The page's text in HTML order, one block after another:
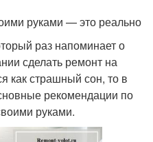
руками — это реально
раз напоминает о
сделать ремонт на
как страшный сон, то в
рекомендации по
руками.